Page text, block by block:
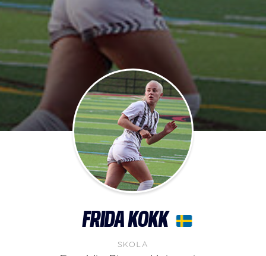
FRIDA KOKK
SKOLA